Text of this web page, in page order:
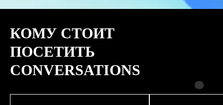
КОМУ СТОИТ
ПОСЕТИТЬ
CONVERSATIONS